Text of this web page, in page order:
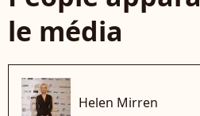
le média
Helen Mirren